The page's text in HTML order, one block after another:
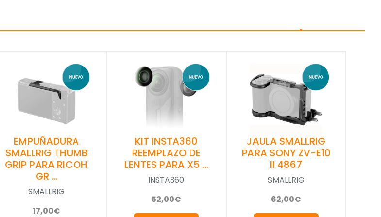
EMPUÑADURA
SMALLRIG THUMB
GRIP PARA RICOH
GR …
SMALLRIG
17,00€
KIT INSTA360
REEMPLAZO DE
LENTES PARA X5 …
INSTA360
52,00€
JAULA SMALLRIG
PARA SONY ZV-E10
II 4867
SMALLRIG
62,00€